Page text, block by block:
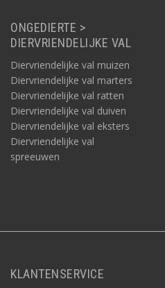
ONGEDIERTE >
DIERVRIENDELIJKE VAL
Diervriendelijke val muizen
Diervriendelijke val marters
Diervriendelijke val ratten
Diervriendelijke val duiven
Diervriendelijke val eksters
Diervriendelijke val
spreeuwen
KLANTENSERVICE